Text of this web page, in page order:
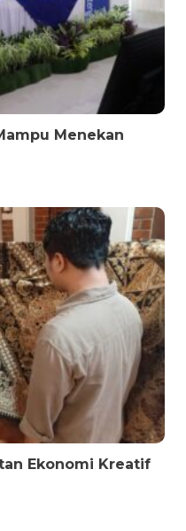
Menekan
Ekonomi Kreatif